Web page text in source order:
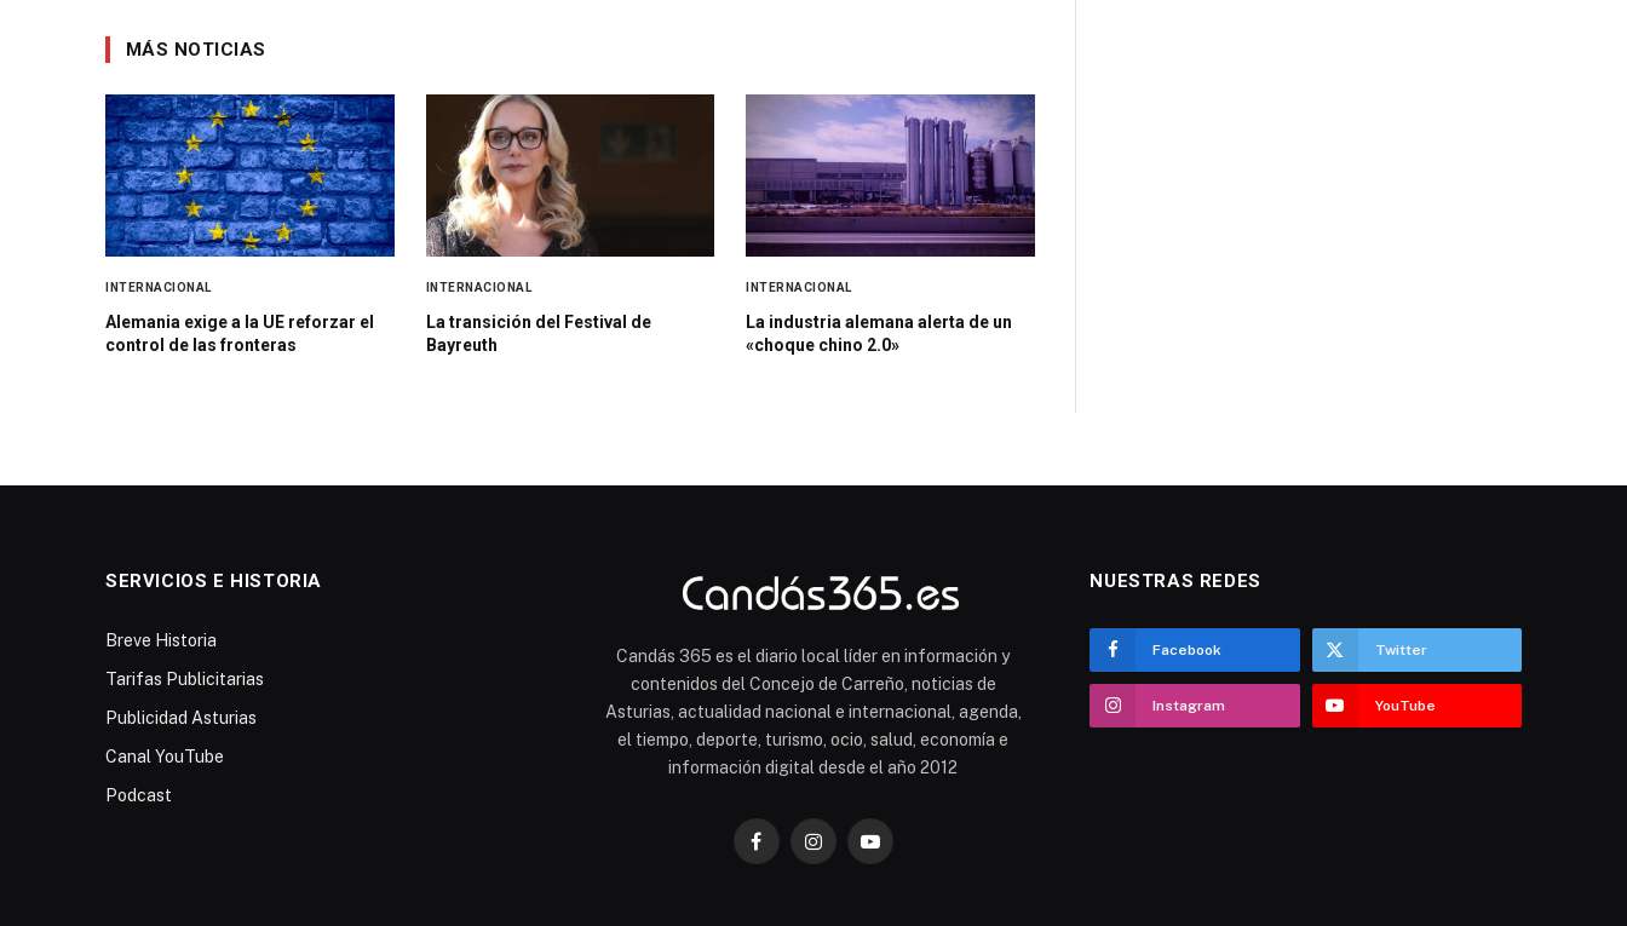
MÁS NOTICIAS
INTERNACIONAL
Alemania exige a la UE reforzar el
control de las fronteras
INTERNACIONAL
La transición del Festival de
Bayreuth
INTERNACIONAL
La industria alemana alerta de un
«choque chino 2.0»
SERVICIOS E HISTORIA
Breve Historia
Tarifas Publicitarias
Publicidad Asturias
Canal YouTube
Podcast
Candás 365 es el diario local líder en información y
contenidos del Concejo de Carreño, noticias de
Asturias, actualidad nacional e internacional, agenda,
el tiempo, deporte, turismo, ocio, salud, economía e
información digital desde el año 2012
FacebookInstagramYouTube
NUESTRAS REDES
Facebook Twitter
Instagram YouTube